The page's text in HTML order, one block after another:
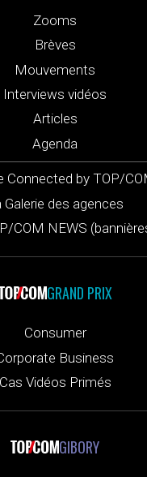
Zooms
Brèves
Mouvements
Interviews vidéos
Articles
Agenda
Connected by TOP/
Galerie des agences
COM NEWS
GRAND PRIX
Consumer
Business
Cas Vidéos Primés
GIBORY